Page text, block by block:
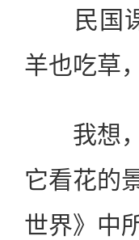
民国课
羊也吃草
我想，
它看花的
世界》中